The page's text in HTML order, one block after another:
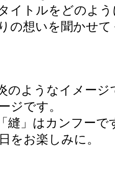
イトルをどのよ
の想いを聞かせ
のようなイメージ
ジです。
縫」はカンフーで
をお楽しみに。